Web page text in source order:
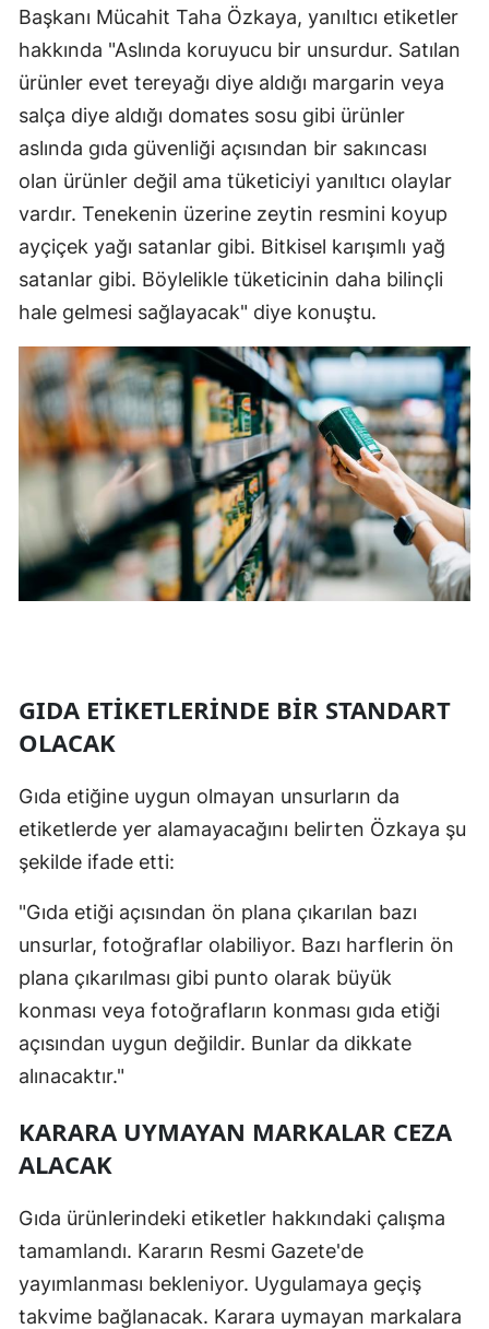
Manisa
Muğla
Muş
Niğde
Ordu
Rize
Sakarya
Samsun
Siirt
Tekirdağ
Tunceli
Yozgat
Batman
Başkanı Mücahit Taha Özkaya, yanıltıcı etiketler
hakkında "Aslında koruyucu bir unsurdur. Satılan
ürünler evet tereyağı diye aldığı margarin veya
salça diye aldığı domates sosu gibi ürünler
aslında gıda güvenliği açısından bir sakıncası
olan ürünler değil ama tüketiciyi yanıltıcı olaylar
vardır. Tenekenin üzerine zeytin resmini koyup
ayçiçek yağı satanlar gibi. Bitkisel karışımlı yağ
satanlar gibi. Böylelikle tüketicinin daha bilinçli
hale gelmesi sağlayacak" diye konuştu.
GIDA ETİKETLERİNDE BİR STANDART
OLACAK
Gıda etiğine uygun olmayan unsurların da
etiketlerde yer alamayacağını belirten Özkaya şu
şekilde ifade etti:
"Gıda etiği açısından ön plana çıkarılan bazı
unsurlar, fotoğraflar olabiliyor. Bazı harflerin ön
plana çıkarılması gibi punto olarak büyük
konması veya fotoğrafların konması gıda etiği
açısından uygun değildir. Bunlar da dikkate
alınacaktır."
KARARA UYMAYAN MARKALAR CEZA
ALACAK
Gıda ürünlerindeki etiketler hakkındaki çalışma
tamamlandı. Kararın Resmi Gazete'de
yayımlanması bekleniyor. Uygulamaya geçiş
takvime bağlanacak. Karara uymayan markalara